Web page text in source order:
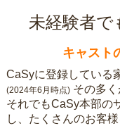
未経験者で
キャスト
CaSyに登録している
(2024年6月時点) その多く
それでもCaSy本部の
し、たくさんのお客